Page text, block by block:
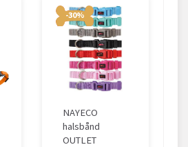
-30%
NAYECO
halsbånd
OUTLET